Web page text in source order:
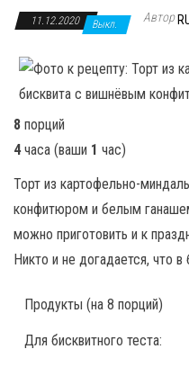
11.12.2020 Выкл. Автор
8 порций
4часа (ваши 1 час)
Торт из картофельно-
конфитюром и белым
можно приготовить и к
Никто и не догадается, что
Продукты (на 8 порций)
Для бисквитного теста: